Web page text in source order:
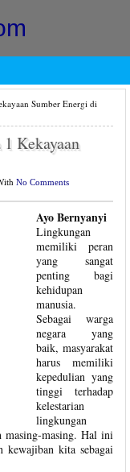
Sumber Energi di
Kekayaan
No Comments
Ayo Bernyanyi
Lingkungan
memiliki peran
yang sangat
penting bagi
kehidupan
manusia.
Sebagai warga
negara yang
baik, masyarakat
harus memiliki
kepedulian yang
tinggi terhadap
kelestarian
lingkungan
masing-masing. Hal ini
kewajiban kita sebagai